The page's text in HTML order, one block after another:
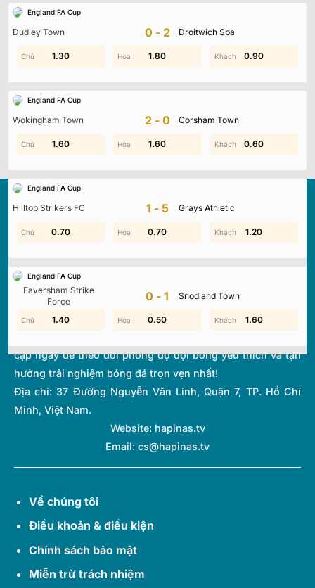
England FA Cup
Dudley Town 0-2 Droitwich Spa
0.50 2.00 0.90
1.30 1.80 0.90
England FA Cup
Wokingham Town 2-0 Corsham Town
0.80 1.20 1.80
1.60 1.60 0.60
England FA Cup
Hilltop Strikers FC 1-5 Grays Athletic
0.20 0.50 0.20
0.70 0.70 1.20
England FA Cup
Faversham Strike
Force
0-1 Snodland Town
1.90 0.50 1.80
1.40 0.50 1.60
thi đấu và bảng xếp hạng từ hơn 1.000 giải đấu toàn cầu.
Với giao diện tối ưu và tốc độ cập nhật thời gian thực
(Livescore) siêu tốc, chúng tôi giúp bạn không bỏ lỡ bất kỳ
cập ngay để theo dõi phong độ đội bóng yêu thích và tận
hưởng trải nghiệm bóng đá trọn vẹn nhất!
Địa chỉ: 37 Đường Nguyễn Văn Linh, Quận 7, TP. Hồ Chí
Minh, Việt Nam.
Website: hapinas.tv
Email: cs@hapinas.tv
Về chúng tôi
Điều khoản & điều kiện
Chính sách bảo mật
Miễn trừ trách nhiệm